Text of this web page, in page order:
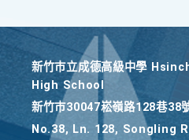
新竹巿立成德高級中學
High School
新竹巿30047崧嶺路128巷38
No.38, Ln. 128, Songling